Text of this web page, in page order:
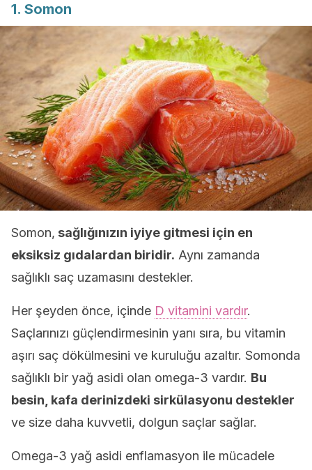
1. Somon
Somon, sağlığınızın iyiye gitmesi için en
eksiksiz gıdalardan biridir. Aynı zamanda
sağlıklı saç uzamasını destekler.
Her şeyden önce, içinde D vitamini vardır.
Saçlarınızı güçlendirmesinin yanı sıra, bu vitamin
aşırı saç dökülmesini ve kuruluğu azaltır. Somonda
sağlıklı bir yağ asidi olan omega-3 vardır. Bu
besin, kafa derinizdeki sirkülasyonu destekler
ve size daha kuvvetli, dolgun saçlar sağlar.
Omega-3 yağ asidi enflamasyon ile mücadele